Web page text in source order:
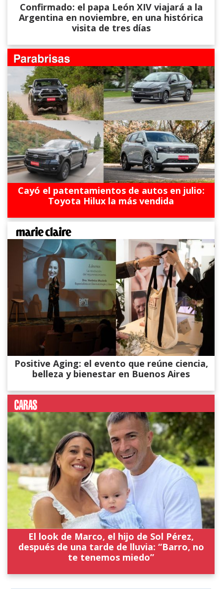
Confirmado: el papa León XIV viajará a la
Argentina en noviembre, en una histórica
visita de tres días
Cayó el patentamientos de autos en julio:
Toyota Hilux la más vendida
Positive Aging: el evento que reúne ciencia,
belleza y bienestar en Buenos Aires
El look de Marco, el hijo de Sol Pérez,
después de una tarde de lluvia: “Barro, no
te tenemos miedo”